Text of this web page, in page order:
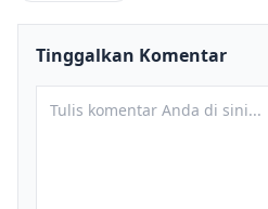
Tinggalkan Komentar